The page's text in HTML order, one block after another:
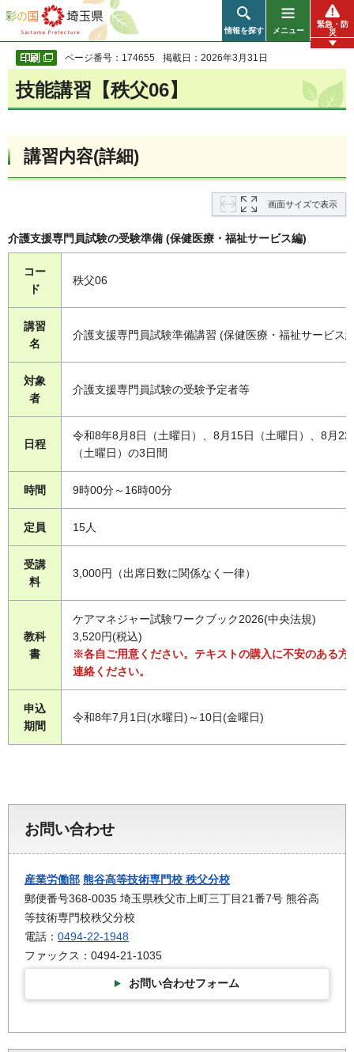
彩の国 埼玉県
情報を探す メニュー
緊急・防
災
ページ番号：174655 掲載日：2026年3月31日
技能講習【秩父06】
講習内容(詳細)
画面サイズで表示
介護支援専門員試験の受験準備 (保健医療・福祉サービス編)
コー
ド
秩父06
講習
名
介護支援専門員試験準備講習 (保健医療・福祉サービス
対象
者
介護支援専門員試験の受験予定者等
日程
令和8年8月8日（土曜日）、8月15日（土曜日）、8月22
（土曜日）の3日間
時間 9時00分～16時00分
定員 15人
受講
料
3,000円（出席日数に関係なく一律）
教科
書
ケアマネジャー試験ワークブック2026(中央法規)
3,520円(税込)
※各自ご用意ください。テキストの購入に不安のある方
連絡ください。
申込
期間
令和8年7月1日(水曜日)～10日(金曜日)
お問い合わせ
産業労働部 熊谷高等技術専門校 秩父分校
郵便番号368-0035 埼玉県秩父市上町三丁目21番7号 熊谷高
等技術専門校秩父分校
電話： 0494-22-1948
ファックス：0494-21-1035
お問い合わせフォーム